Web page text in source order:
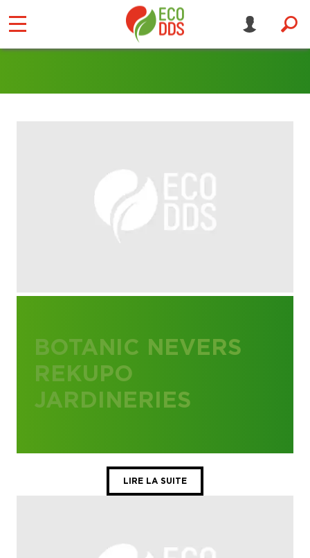
BOTANIC NEVERS
REKUPO
JARDINERIES
LIRE LA SUITE